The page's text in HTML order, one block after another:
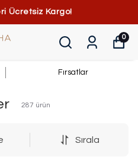
Ücretsiz Kargo!
0
Fırsatlar
287 ürün
Sırala